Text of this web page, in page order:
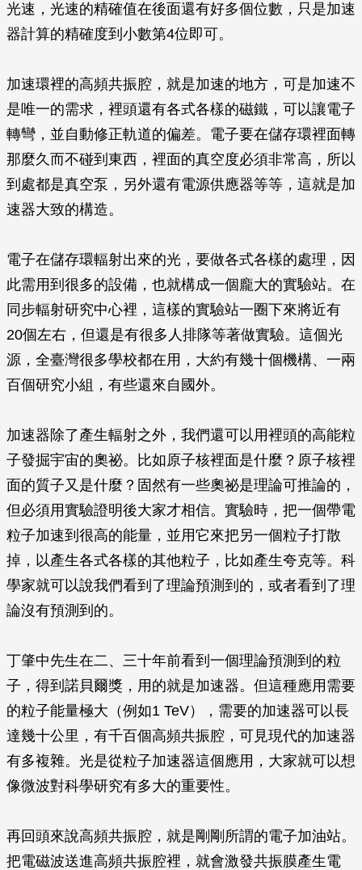
光速，光速的精確值在後面還有好多個位數，只是加速
器計算的精確度到小數第4位即可。
加速環裡的高頻共振腔，就是加速的地方，可是加速不
是唯一的需求，裡頭還有各式各樣的磁鐵，可以讓電子
轉彎，並自動修正軌道的偏差。電子要在儲存環裡面轉
那麼久而不碰到東西，裡面的真空度必須非常高，所以
到處都是真空泵，另外還有電源供應器等等，這就是加
速器大致的構造。
電子在儲存環輻射出來的光，要做各式各樣的處理，因
此需用到很多的設備，也就構成一個龐大的實驗站。在
同步輻射研究中心裡，這樣的實驗站一圈下來將近有
20個左右，但還是有很多人排隊等著做實驗。這個光
源，全臺灣很多學校都在用，大約有幾十個機構、一兩
百個研究小組，有些還來自國外。
加速器除了產生輻射之外，我們還可以用裡頭的高能粒
子發掘宇宙的奧祕。比如原子核裡面是什麼？原子核裡
面的質子又是什麼？固然有一些奧祕是理論可推論的，
但必須用實驗證明後大家才相信。實驗時，把一個帶電
粒子加速到很高的能量，並用它來把另一個粒子打散
掉，以產生各式各樣的其他粒子，比如產生夸克等。科
學家就可以說我們看到了理論預測到的，或者看到了理
論沒有預測到的。
丁肇中先生在二、三十年前看到一個理論預測到的粒
子，得到諾貝爾獎，用的就是加速器。但這種應用需要
的粒子能量極大（例如1 TeV），需要的加速器可以長
達幾十公里，有千百個高頻共振腔，可見現代的加速器
有多複雜。光是從粒子加速器這個應用，大家就可以想
像微波對科學研究有多大的重要性。
再回頭來說高頻共振腔，就是剛剛所謂的電子加油站。
把電磁波送進高頻共振腔裡，就會激發共振膜產生電